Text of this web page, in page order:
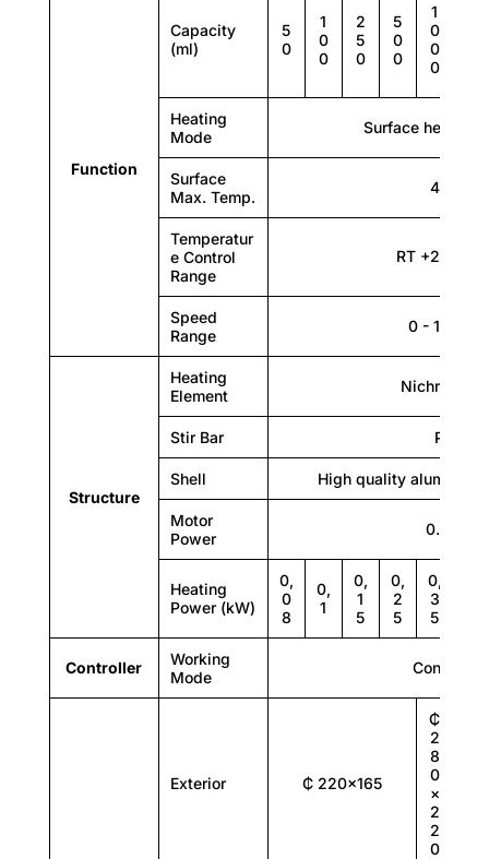
Operation function
no
PT100
Exterior size (W*L*H) (mm)
Function
Capacity
(ml)
5
0
1
0
0
2
5
0
5
0
0
1
0
0
0
Heating
Mode
Surface heat-
Surface
Max. Temp.
450°C
Temperatur
e Control
Range
RT +20～
Speed
Range
0 -
Structure
Heating
Element
Nichrome
Stir Bar PTFE
Shell High quality aluminum
Motor
Power
0.01kW
Heating
Power (kW)
0,
0
8
0,
1
0,
1
5
0,
2
5
0,
3
5
Controller
Working
Mode
Exterior ₵ 220×165
₵
2
8
0
×
2
2
0